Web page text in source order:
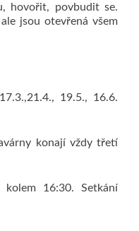
hovořit, povbudit se.
jsou otevřená všem
19.5., 16.6.
konají vždy třetí
kolem 16:30. Setkání